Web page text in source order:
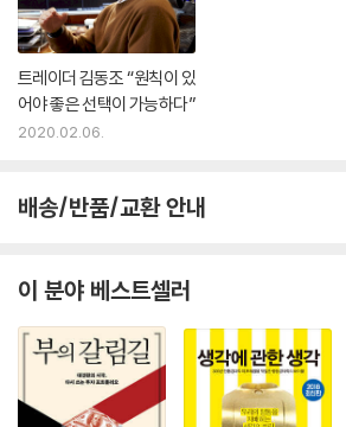
트레이더 김동조 “원칙이 있
어야 좋은 선택이 가능하다”
2020.02.06.
배송/반품/교환 안내
이 분야 베스트셀러